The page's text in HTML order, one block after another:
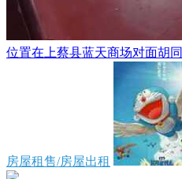
位置在上蔡县蓝天商场对面胡
房屋租售/房屋出租